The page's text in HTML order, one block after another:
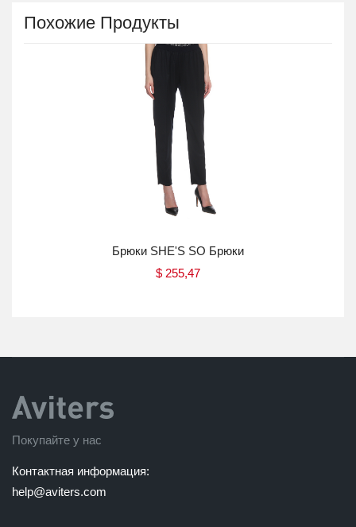
Похожие Продукты
Брюки SHE'S SO Брюки
$ 255,47
Покупайте у нас
Контактная информация:
help@aviters.com